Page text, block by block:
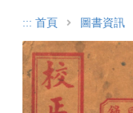
::: 首頁 圖書資訊